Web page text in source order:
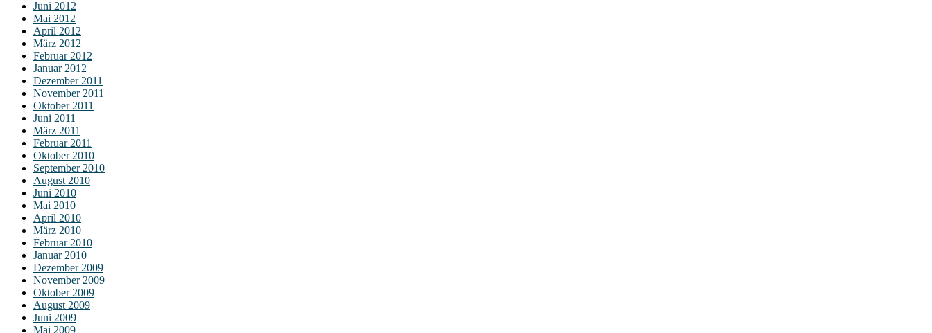
Juni 2012
Mai 2012
April 2012
März 2012
Februar 2012
Januar 2012
Dezember 2011
November 2011
Oktober 2011
Juni 2011
März 2011
Februar 2011
Oktober 2010
September 2010
August 2010
Juni 2010
Mai 2010
April 2010
März 2010
Februar 2010
Januar 2010
Dezember 2009
November 2009
Oktober 2009
August 2009
Juni 2009
Mai 2009